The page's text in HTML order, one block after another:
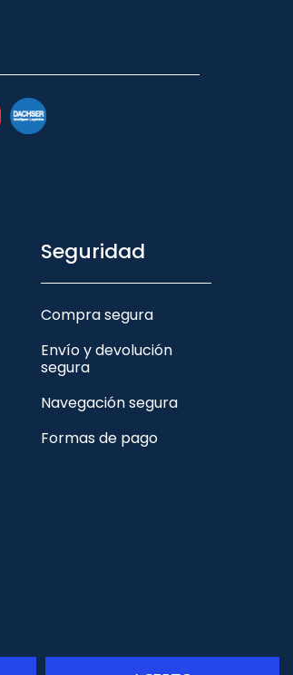
Seguridad
Compra segura
Envío y devolución
segura
Navegación segura
Formas de pago